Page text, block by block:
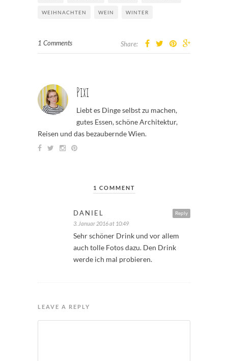
WEIHNACHTEN WEIN WINTER
1 Comments Share:
Pixi
Liebt es Dinge selbst zu machen,
gutes Essen, schöne Architektur,
Reisen und das bezaubernde Wien.
1 COMMENT
Reply
DANIEL
3. Januar 2016 at 10:49
Sehr schöner Drink und vor allem
auch tolle Fotos dazu. Den Drink
werde ich mal probieren.
LEAVE A REPLY